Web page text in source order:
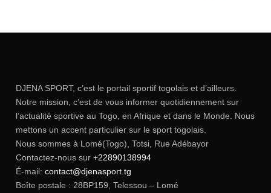
DJENA SPORT, c’est le portail sportif togolais et d’ailleurs.
Notre mission, c’est de vous informer quotidiennement sur
l’actualité sportive au Togo, en Afrique et dans le Monde. Nous
mettons un accent particulier sur le sport togolais.
Nous sommes à Lomé(Togo), Totsi, Rue Adébayor
Contactez-nous sur +22890138994
É-mail: contact@djenasport.tg
Boîte postale : 28BP159, Telessou – Lomé